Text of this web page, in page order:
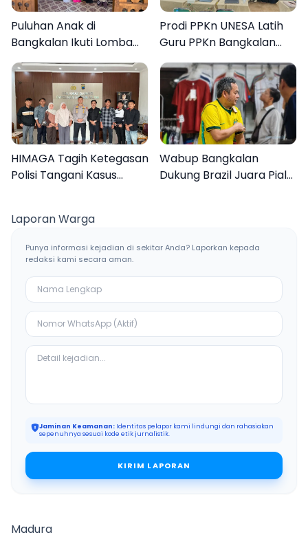
Puluhan Anak di
Bangkalan Ikuti Lomba
Mewarnai Bertema
Liburan Keluarga
Prodi PPKn UNESA Latih
Guru PPKn Bangkalan
dengan Pembelajaran
Inovasi Teknologi
HIMAGA Tagih Ketegasan
Polisi Tangani Kasus
Wabup Bangkalan
Dukung Brazil Juara Piala
Laporan Warga
Punya informasi kejadian di sekitar Anda? Laporkan kepada
redaksi kami secara aman.
Jaminan Keamanan: Identitas pelapor kami lindungi dan rahasiakan
sepenuhnya sesuai kode etik jurnalistik.
KIRIM LAPORAN
Madura